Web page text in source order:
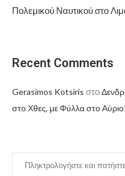
Πολεμικού Ναυτικού στο
Recent Comments
Gerasimos Kotsiris στο
στο Χθες, με Φύλλα στο